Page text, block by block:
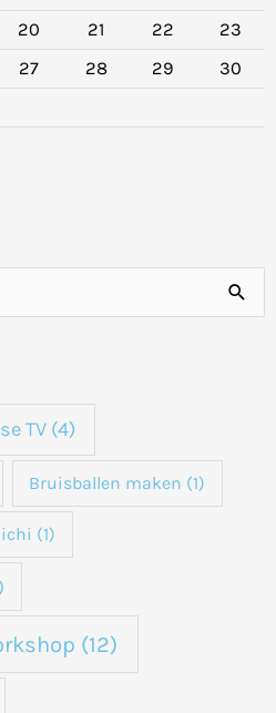
20 21 22
23
27 28 29
30
TV (4)
Bruisballen maken (1)
(1)
(12)